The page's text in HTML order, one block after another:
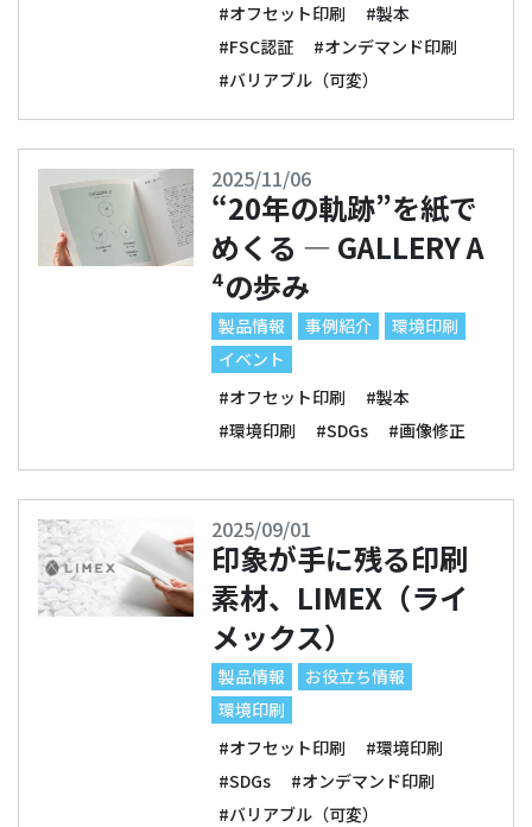
#オフセット印刷
#製本
#FSC認証
#オンデマンド印刷
#バリアブル（可変）
2025/11/06
“20年の軌跡”を紙で
めくる — GALLERY A
⁴の歩み
製品情報 事例紹介
環境印刷
イベント
#オフセット印刷
#製本
#環境印刷
#SDGs #画像修正
2025/09/01
印象が手に残る印刷
素材、LIMEX（ライ
メックス）
製品情報
お役立ち情報
環境印刷
#オフセット印刷
#環境印刷
#SDGs
#オンデマンド印刷
#バリアブル（可変）